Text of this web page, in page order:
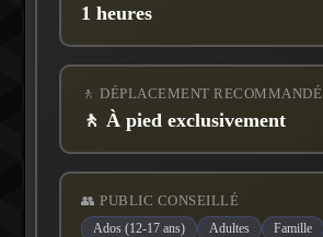
1 heures
🚶 DÉPLACEMENT RECOMMANDÉ
🚶 À pied exclusivement
👥 PUBLIC CONSEILLÉ
Ados (12-17 ans)
Adultes Famille